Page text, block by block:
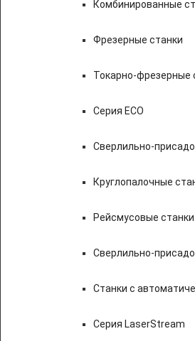
Комбинированные
Фрезерные станки
Токарно-фрезерные
Серия ECO
Сверлильно-
Круглопалочные
Рейсмусовые станки
Сверлильно-
Станки с
Серия LaserStream